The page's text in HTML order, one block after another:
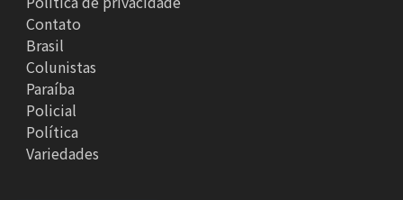
Contato
Brasil
Colunistas
Paraíba
Policial
Política
Variedades